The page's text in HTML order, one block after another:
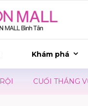
Khám phá
CUỐI THÁNG